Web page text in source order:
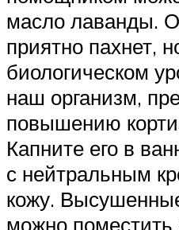
масло лаванды.
приятно пахнет,
биологическом
наш организм,
повышению
Капните его в
с нейтральным
кожу.
можно